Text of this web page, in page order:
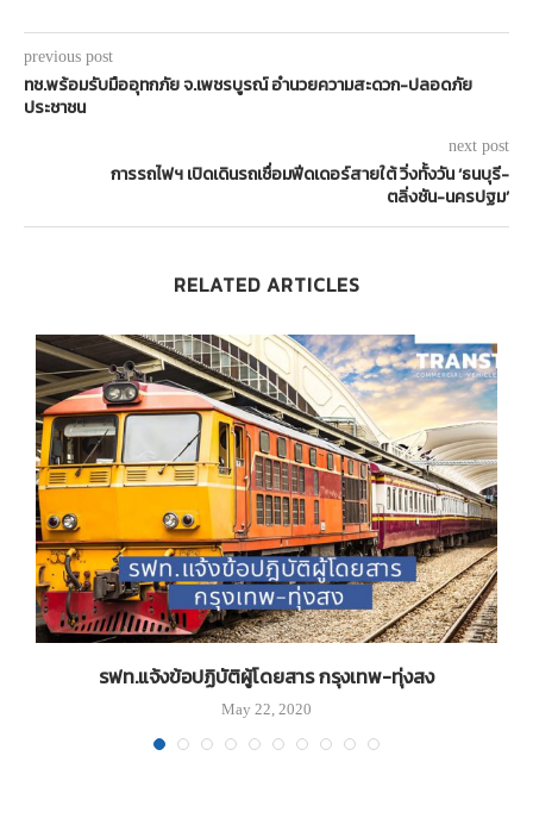
previous post
ทช.พร้อมรับมืออุทกภัย จ.เพชรบูรณ์ อำนวยความสะดวก-ปลอดภัย
ประชาชน
next post
การรถไฟฯ เปิดเดินรถเชื่อมฟีดเดอร์สายใต้ วิ่งทั้งวัน ‘ธนบุรี-
ตลิ่งชัน-นครปฐม’
RELATED ARTICLES
รฟท.แจ้งข้อปฏิบัติผู้โดยสาร กรุงเทพ-ทุ่งสง
May 22, 2020